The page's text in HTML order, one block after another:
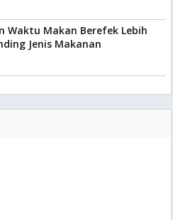
Waktu Makan Berefek Lebih
Jenis Makanan